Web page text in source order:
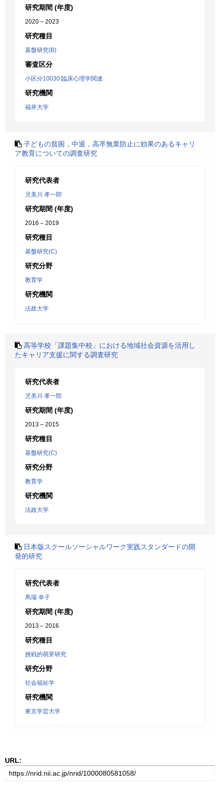
研究期間 (年度)
2020 – 2023
研究種目
基盤研究(B)
審査区分
小区分10030:臨床心理学関連
研究機関
福井大学
子どもの貧困，中退，高卒無業防止に効果のあるキャリ
ア教育についての調査研究
研究代表者
児美川 孝一郎
研究期間 (年度)
2016 – 2019
研究種目
基盤研究(C)
研究分野
教育学
研究機関
法政大学
高等学校「課題集中校」における地域社会資源を活用し
たキャリア支援に関する調査研究
研究代表者
児美川 孝一郎
研究期間 (年度)
2013 – 2015
研究種目
基盤研究(C)
研究分野
教育学
研究機関
法政大学
日本版スクールソーシャルワーク実践スタンダードの開
発的研究
研究代表者
馬場 幸子
研究期間 (年度)
2013 – 2016
研究種目
挑戦的萌芽研究
研究分野
社会福祉学
研究機関
東京学芸大学
URL: